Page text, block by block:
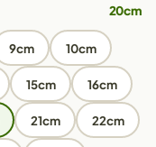
20cm
9cm 10cm
15cm 16cm
21cm 22cm